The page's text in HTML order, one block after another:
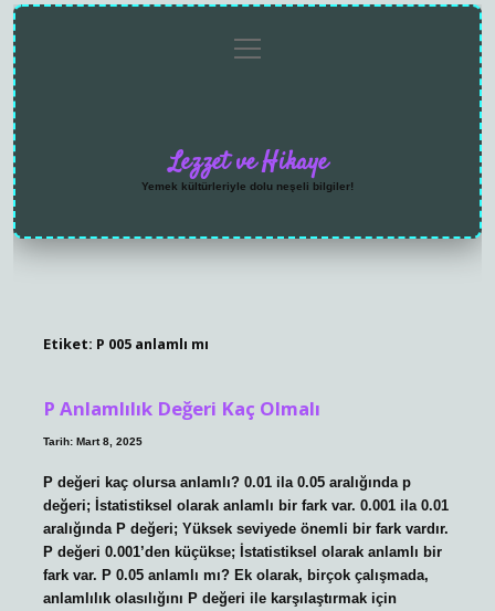
menüyü
aç
Lezzet ve Hikaye
Yemek kültürleriyle dolu neşeli bilgiler!
Etiket: P 005 anlamlı mı
P Anlamlılık Değeri Kaç Olmalı
Tarih: Mart 8, 2025
P değeri kaç olursa anlamlı? 0.01 ila 0.05 aralığında p
değeri; İstatistiksel olarak anlamlı bir fark var. 0.001 ila 0.01
aralığında P değeri; Yüksek seviyede önemli bir fark vardır.
P değeri 0.001’den küçükse; İstatistiksel olarak anlamlı bir
fark var. P 0.05 anlamlı mı? Ek olarak, birçok çalışmada,
anlamlılık olasılığını P değeri ile karşılaştırmak için